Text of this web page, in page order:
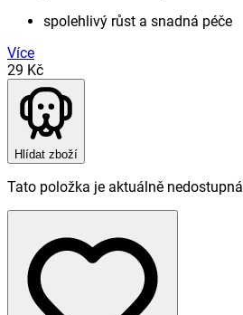
spolehlivý růst a snadná péče
Více
29 Kč
Hlídat zboží
Tato položka je aktuálně nedostupná